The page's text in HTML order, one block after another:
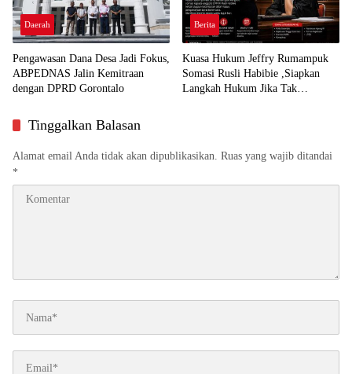
Daerah
Pengawasan Dana Desa Jadi Fokus,
ABPEDNAS Jalin Kemitraan
dengan DPRD Gorontalo
Berita
Kuasa Hukum Jeffry Rumampuk
Somasi Rusli Habibie ,Siapkan
Langkah Hukum Jika Tak
Tinggalkan Balasan
Alamat email Anda tidak akan dipublikasikan. Ruas yang wajib ditandai
*